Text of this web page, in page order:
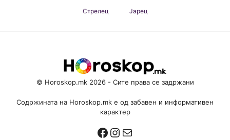
Стрелец Јарец
© Horoskop.mk 2026 - Сите права се задржани
Содржината на Horoskop.mk е од забавен и информативен
карактер
Facebook
Instagram
Mail